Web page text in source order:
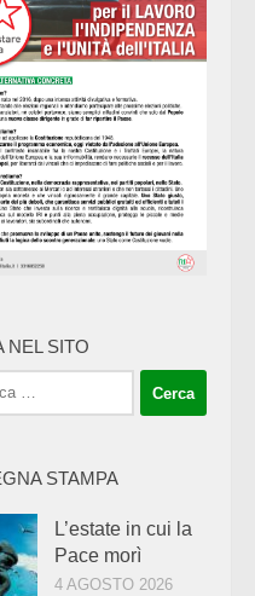
NEL SITO
STAMPA
L’estate in cui la
Pace morì
4 AGOSTO 2026